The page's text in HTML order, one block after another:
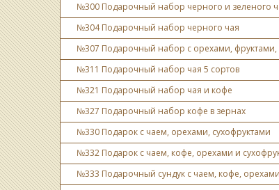
№300 Подарочный набор черного и зеленого
№304 Подарочный набор черного чая
№307 Подарочный набор с орехами,
№311 Подарочный набор чая 5 сортов
№321 Подарочный набор чая и кофе
№327 Подарочный набор кофе в зернах
№330 Подарок с чаем, орехами, сухофруктами
№332 Подарок с чаем, кофе, орехами и
№333 Подарочный сундук с чаем, кофе,